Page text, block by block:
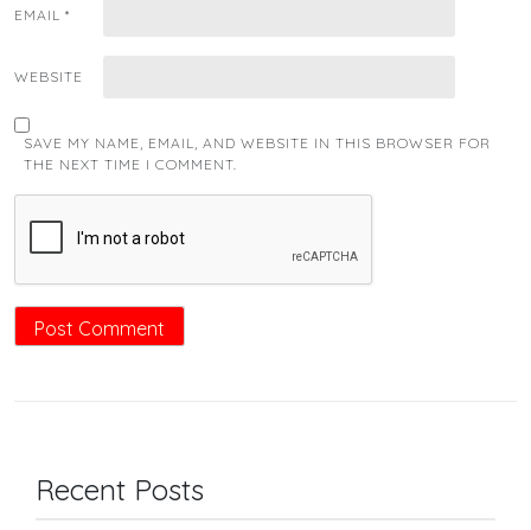
EMAIL *
WEBSITE
SAVE MY NAME, EMAIL, AND WEBSITE IN THIS BROWSER FOR
THE NEXT TIME I COMMENT.
Recent Posts